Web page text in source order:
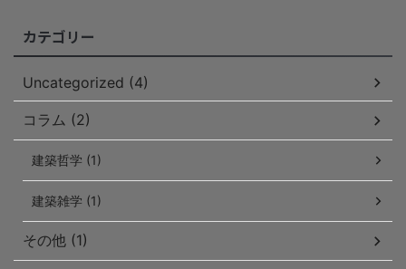
カテゴリー
Uncategorized (4)
コラム (2)
建築哲学 (1)
建築雑学 (1)
その他 (1)